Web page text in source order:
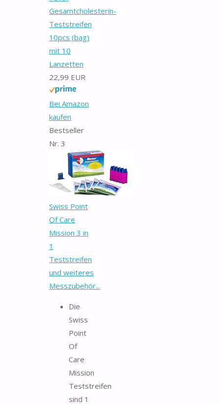
Gesamtcholesterin-
Teststreifen
10pcs (bag)
mit 10
Lanzetten
22,99 EUR
Bei Amazon
kaufen
Bestseller
Nr. 3
Swiss Point
Of Care
Mission 3 in
1
Teststreifen
und weiteres
Messzubehör...
Die
Swiss
Point
Of
Care
Mission
Teststreifen
sind 1